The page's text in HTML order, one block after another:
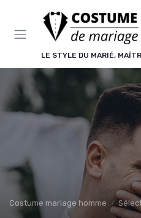
LE STYLE DU MARIÉ,
Costume mariage homme